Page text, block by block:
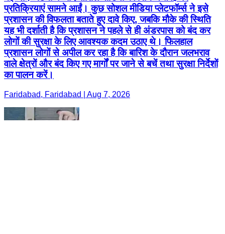
प्रतिक्रियाएं सामने आईं। कुछ सोशल मीडिया प्लेटफॉर्म्स ने इसे
प्रशासन की विफलता बताते हुए दावे किए, जबकि मौके की स्थिति
यह भी दर्शाती है कि प्रशासन ने पहले से ही अंडरपास को बंद कर
लोगों की सुरक्षा के लिए आवश्यक कदम उठाए थे। फिलहाल
प्रशासन लोगों से अपील कर रहा है कि बारिश के दौरान जलभराव
वाले क्षेत्रों और बंद किए गए मार्गों पर जाने से बचें तथा सुरक्षा निर्देशों
का पालन करें।
Faridabad, Faridabad | Aug 7, 2026